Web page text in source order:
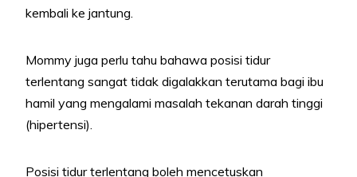
kembali ke jantung.
Mommy juga perlu tahu bahawa posisi tidur
terlentang sangat tidak digalakkan terutama bagi ibu
hamil yang mengalami masalah tekanan darah tinggi
(hipertensi).
Posisi tidur terlentang boleh mencetuskan